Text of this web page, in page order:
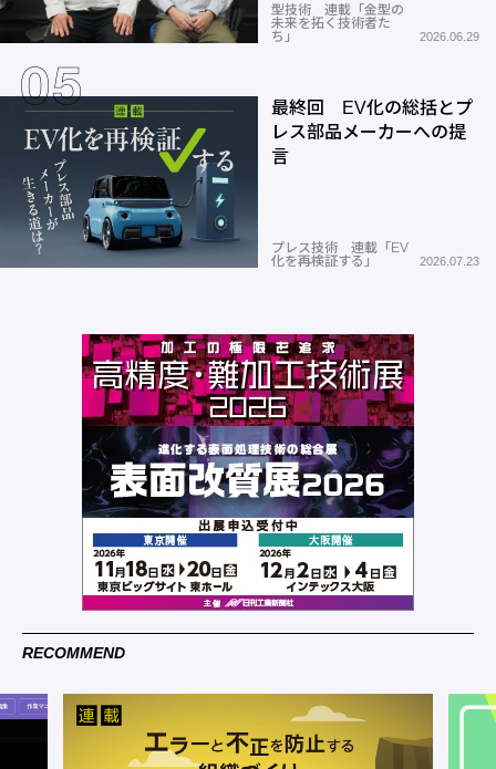
型技術 連載「金型の
未来を拓く技術者た
ち」
2026.06.29
最終回 EV化の総括とプ
レス部品メーカーへの提
言
プレス技術 連載「EV
化を再検証する」
2026.07.23
RECOMMEND